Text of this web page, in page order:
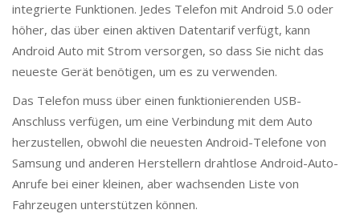
integrierte Funktionen. Jedes Telefon mit Android 5.0 oder
höher, das über einen aktiven Datentarif verfügt, kann
Android Auto mit Strom versorgen, so dass Sie nicht das
neueste Gerät benötigen, um es zu verwenden.
Das Telefon muss über einen funktionierenden USB-
Anschluss verfügen, um eine Verbindung mit dem Auto
herzustellen, obwohl die neuesten Android-Telefone von
Samsung und anderen Herstellern drahtlose Android-Auto-
Anrufe bei einer kleinen, aber wachsenden Liste von
Fahrzeugen unterstützen können.